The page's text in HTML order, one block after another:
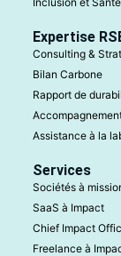
Expertise
Consulting &
Bilan Carbone
Rapport de
Assistance à la
Services
Sociétés à
SaaS à Impact
Chief Impact
Freelance à